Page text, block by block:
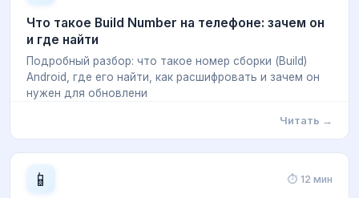
Что такое Build Number на телефоне: зачем он
и где найти
Подробный разбор: что такое номер сборки (Build)
Android, где его найти, как расшифровать и зачем он
нужен для обновлени
Читать →
📱 ⏱ 12 мин